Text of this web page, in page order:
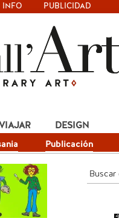
INFO PUBLICIDAD
Publicación
DESIGN